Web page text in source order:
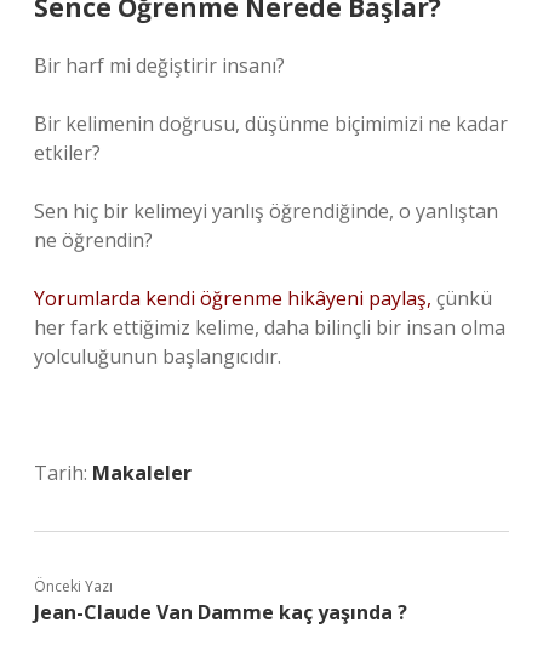
Sence Öğrenme Nerede Başlar?
Bir harf mi değiştirir insanı?
Bir kelimenin doğrusu, düşünme biçimimizi ne kadar
etkiler?
Sen hiç bir kelimeyi yanlış öğrendiğinde, o yanlıştan
ne öğrendin?
Yorumlarda kendi öğrenme hikâyeni paylaş, çünkü
her fark ettiğimiz kelime, daha bilinçli bir insan olma
yolculuğunun başlangıcıdır.
Tarih: Makaleler
Önceki Yazı
Jean-Claude Van Damme kaç yaşında ?